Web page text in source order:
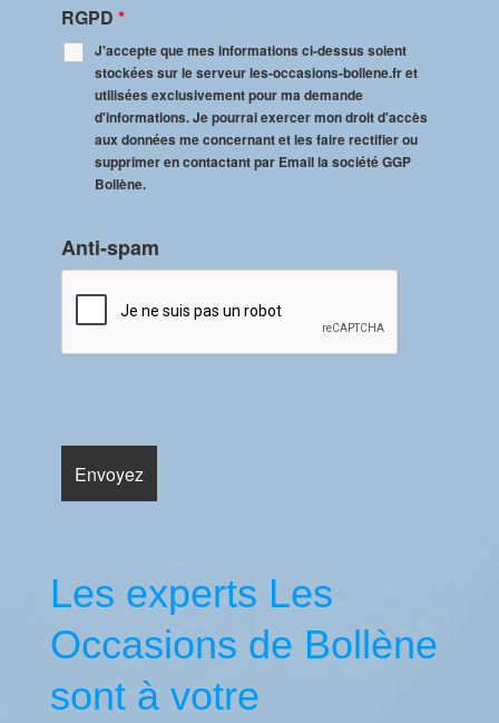
RGPD *
J'accepte que mes informations ci-dessus soient
stockées sur le serveur les-occasions-bollene.fr et
utilisées exclusivement pour ma demande
d'informations. Je pourrai exercer mon droit d'accès
aux données me concernant et les faire rectifier ou
supprimer en contactant par Email la société GGP
Bollène.
Anti-spam
Les experts Les
Occasions de Bollène
sont à votre